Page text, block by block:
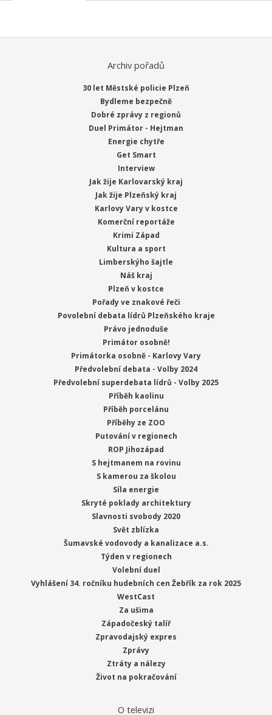
Archiv pořadů
30 let Městské policie Plzeň
Bydleme bezpečně
Dobré zprávy z regionů
Duel Primátor - Hejtman
Energie chytře
Get Smart
Interview
Jak žije Karlovarský kraj
Jak žije Plzeňský kraj
Karlovy Vary v kostce
Komerční reportáže
Krimi Západ
Kultura a sport
Limberskýho šajtle
Náš kraj
Plzeň v kostce
Pořady ve znakové řeči
Povolební debata lídrů Plzeňského kraje
Právo jednoduše
Primátor osobně!
Primátorka osobně - Karlovy Vary
Předvolební debata - Volby 2024
Předvolební superdebata lídrů - Volby 2025
Příběh kaolinu
Příběh porcelánu
Příběhy ze ZOO
Putování v regionech
ROP Jihozápad
S hejtmanem na rovinu
S kamerou za školou
Síla energie
Skryté poklady architektury
Slavnosti svobody 2020
Svět zblízka
Šumavské vodovody a kanalizace a.s.
Týden v regionech
Volební duel
Vyhlášení 34. ročníku hudebních cen Žebřík za rok 2025
WestCast
Za ušima
Západočeský talíř
Zpravodajský expres
Zprávy
Ztráty a nálezy
Život na pokračování
O televizi